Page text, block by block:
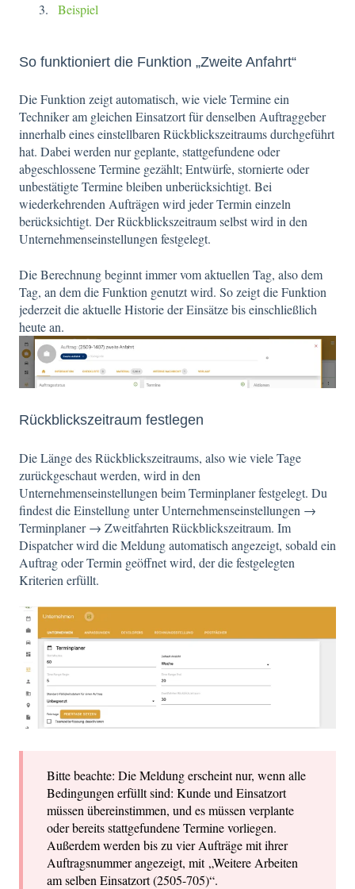
Beispiel
So funktioniert die Funktion „Zweite Anfahrt“
Die Funktion zeigt automatisch, wie viele Termine ein
Techniker am gleichen Einsatzort für denselben Auftraggeber
innerhalb eines einstellbaren Rückblickszeitraums durchgeführt
hat. Dabei werden nur geplante, stattgefundene oder
abgeschlossene Termine gezählt; Entwürfe, stornierte oder
unbestätigte Termine bleiben unberücksichtigt. Bei
wiederkehrenden Aufträgen wird jeder Termin einzeln
berücksichtigt. Der Rückblickszeitraum selbst wird in den
Unternehmenseinstellungen festgelegt.
Die Berechnung beginnt immer vom aktuellen Tag, also dem
Tag, an dem die Funktion genutzt wird. So zeigt die Funktion
jederzeit die aktuelle Historie der Einsätze bis einschließlich
heute an.
Rückblickszeitraum festlegen
Die Länge des Rückblickszeitraums, also wie viele Tage
zurückgeschaut werden, wird in den
Unternehmenseinstellungen beim Terminplaner festgelegt. Du
findest die Einstellung unter Unternehmens­einstellungen →
Terminplaner → Zweitfahrten Rückblickszeitraum. Im
Dispatcher wird die Meldung automatisch angezeigt, sobald ein
Auftrag oder Termin geöffnet wird, der die festgelegten
Kriterien erfüllt.
Bitte beachte: Die Meldung erscheint nur, wenn alle
Bedingungen erfüllt sind: Kunde und Einsatzort
müssen übereinstimmen, und es müssen verplante
oder bereits stattgefundene Termine vorliegen.
Außerdem werden bis zu vier Aufträge mit ihrer
Auftragsnummer angezeigt, mit „Weitere Arbeiten
am selben Einsatzort (2505-705)“.